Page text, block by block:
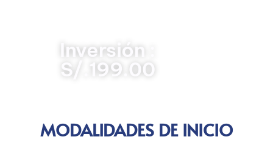
Inversión :
S/.199.00
MODALIDADES DE INICIO